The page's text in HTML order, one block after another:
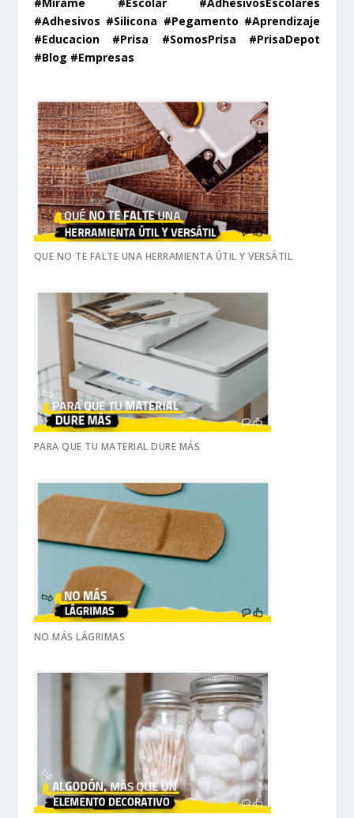
#Mírame #Escolar #AdhesivosEscolares
#Adhesivos #Silicona #Pegamento #Aprendizaje
#Educacion #Prisa #SomosPrisa #PrisaDepot
#Blog #Empresas
QUE NO TE FALTE UNA HERRAMIENTA ÚTIL Y VERSÁTIL
PARA QUE TU MATERIAL DURE MÁS
NO MÁS LÁGRIMAS